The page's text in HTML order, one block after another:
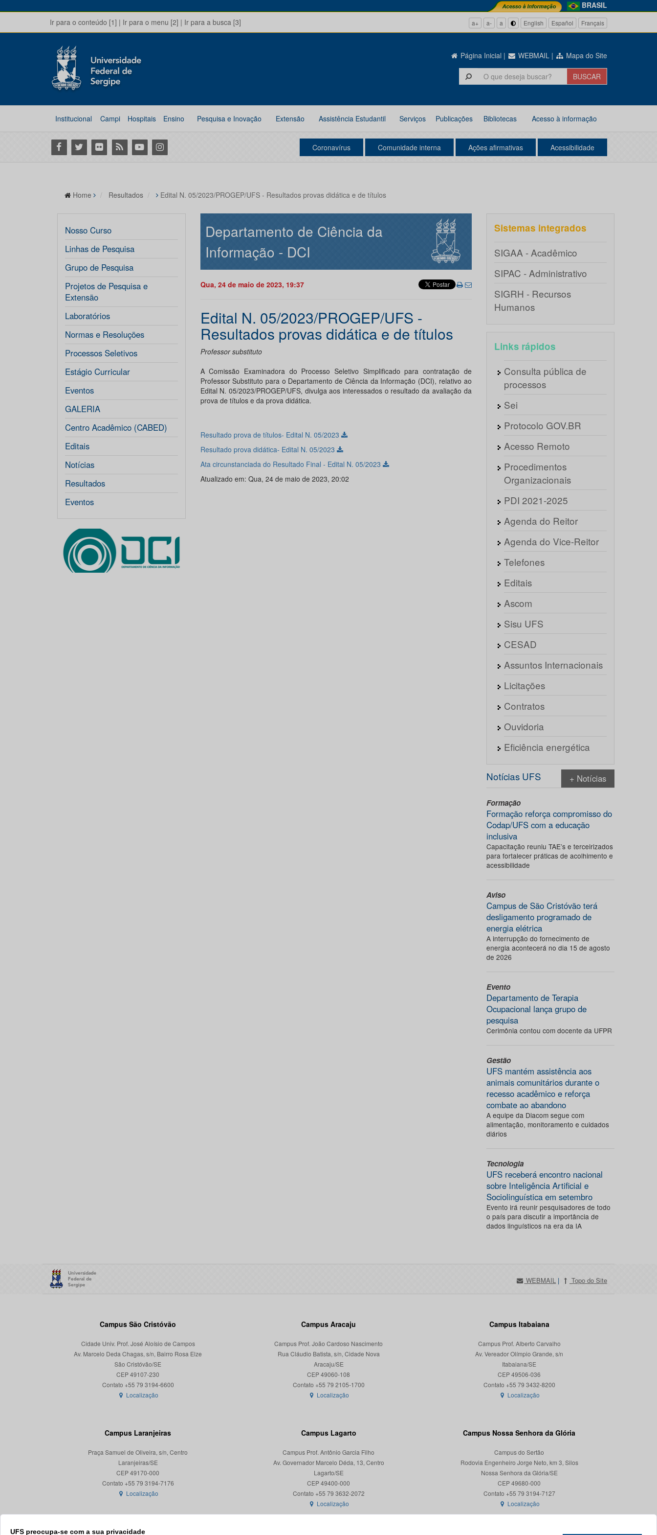
BRASIL
Ir para o conteúdo [1] | Ir para o menu [2] | Ir para a busca [3] a+ a- a English Español Français
Página Inicial | WEBMAIL | Mapa do Site
Institucional Campi Hospitais Ensino Pesquisa e Inovação Extensão Assistência Estudantil Serviços Publicações Bibliotecas Acesso à informação
Facebook
Twitter Flickr RSS YoutubeInstagram Coronavírus Comunidade interna Ações afirmativas Acessibilidade
UFS preocupa-se com a sua privacidade
Home Resultados Edital N. 05/2023/PROGEP/UFS - Resultados provas didática e de títulos
Nosso Curso
Linhas de Pesquisa
Grupo de Pesquisa
Projetos de Pesquisa e
Extensão
Laboratórios
Normas e Resoluções
Processos Seletivos
Estágio Curricular
Eventos
GALERIA
Centro Acadêmico (CABED)
Editais
Notícias
Resultados
Eventos
Departamento de Ciência da
Informação - DCI
Qua, 24 de maio de 2023, 19:37
Edital N. 05/2023/PROGEP/UFS -
Resultados provas didática e de títulos
Professor substituto
A Comissão Examinadora do Processo Seletivo Simplificado para contratação de
Professor Substituto para o Departamento de Ciência da Informação (DCI), relativo ao
Edital N. 05/2023/PROGEP/UFS, divulga aos interessados o resultado da avaliação da
prova de títulos e da prova didática.
Resultado prova de títulos- Edital N. 05/2023
Resultado prova didática- Edital N. 05/2023
Ata circunstanciada do Resultado Final - Edital N. 05/2023
Atualizado em: Qua, 24 de maio de 2023, 20:02
Sistemas integrados
SIGAA - Acadêmico
SIPAC - Administrativo
SIGRH - Recursos
Humanos
Links rápidos
Consulta pública de
processos
Sei
Protocolo GOV.BR
Acesso Remoto
Procedimentos
Organizacionais
PDI 2021-2025
Agenda do Reitor
Agenda do Vice-Reitor
Telefones
Editais
Ascom
Sisu UFS
CESAD
Assuntos Internacionais
Licitações
Contratos
Ouvidoria
Eficiência energética
Notícias UFS + Notícias
Formação
Formação reforça compromisso do
Codap/UFS com a educação
inclusiva
Capacitação reuniu TAE’s e terceirizados
para fortalecer práticas de acolhimento e
acessibilidade
Aviso
Campus de São Cristóvão terá
desligamento programado de
energia elétrica
A interrupção do fornecimento de
energia acontecerá no dia 15 de agosto
de 2026
Evento
Departamento de Terapia
Ocupacional lança grupo de
pesquisa
Cerimônia contou com docente da UFPR
Gestão
UFS mantém assistência aos
animais comunitários durante o
recesso acadêmico e reforça
combate ao abandono
A equipe da Diacom segue com
alimentação, monitoramento e cuidados
diários
Tecnologia
UFS receberá encontro nacional
sobre Inteligência Artificial e
Sociolinguística em setembro
Evento irá reunir pesquisadores de todo
o país para discutir a importância de
dados linguísticos na era da IA
WEBMAIL | Topo do Site
Campus São Cristóvão
Cidade Univ. Prof. José Aloísio de Campos
Av. Marcelo Deda Chagas, s/n, Bairro Rosa Elze
São Cristóvão/SE
CEP 49107-230
Localização
Campus Aracaju
Campus Prof. João Cardoso Nascimento
Rua Cláudio Batista, s/n, Cidade Nova
Aracaju/SE
CEP 49060-108
Localização
Campus Itabaiana
Campus Prof. Alberto Carvalho
Av. Vereador Olímpio Grande, s/n
Itabaiana/SE
CEP 49506-036
Localização
Campus Laranjeiras
Praça Samuel de Oliveira, s/n, Centro
Laranjeiras/SE
CEP 49170-000
Localização
Campus Lagarto
Campus Prof. Antônio Garcia Filho
Av. Governador Marcelo Déda, 13, Centro
Lagarto/SE
CEP 49400-000
Localização
Campus Nossa Senhora da Glória
Campus do Sertão
Rodovia Engenheiro Jorge Neto, km 3, Silos
Nossa Senhora da Glória/SE
CEP 49680-000
Contato +55 79 3194-7127
Localização